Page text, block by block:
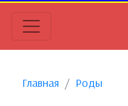
Главная Роды